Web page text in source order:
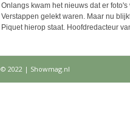
Onlangs kwam het nieuws dat er foto's
Verstappen gelekt waren. Maar nu
Piquet hierop staat. Hoofdredacteur
© 2022 | Showmag.nl